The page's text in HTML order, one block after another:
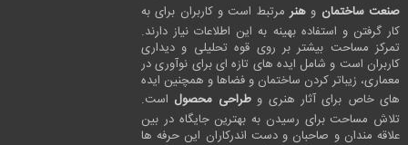
صنعت ساختمان و هنرمرتبط است و کاربران برای به
کار گرفتن و استفاده بهینه به این اطلاعات نیاز دارند.
تمرکز مساحت بیشتر بر روی قوه تحلیلی و دیداری
کاربران است و شامل ایده های تازه ای برای نوآوری در
معماری، زیباتر کردن ساختمان و فضاها و همچنین ایده
های خاص برای آثار هنری وطراحی محصول است.
تلاش مساحت برای رسیدن به بهترین جایگاه در بین
علاقه مندان و صاحبان و دست اندرکاران این حرفه ها